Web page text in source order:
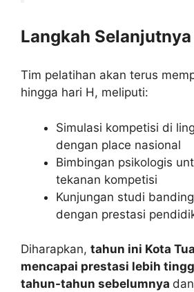
Langkah Selanjutnya
Tim pelatihan akan terus
hingga hari H, meliputi:
Simulasi kompetisi di
dengan place nasional
Bimbingan psikologis
tekanan kompetisi
Kunjungan studi
dengan prestasi
Diharapkan, tahun ini Kota
mencapai prestasi lebih
tahun-tahun sebelumnya